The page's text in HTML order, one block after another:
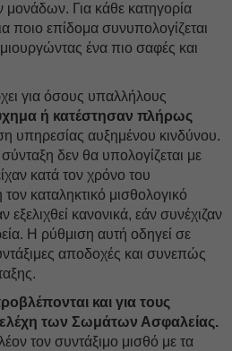
Για κάθε κατηγορία
ποιο επίδομα συνυπολογίζεται
ένα πιο σαφές και
για όσους υπαλλήλους
ή κατέστησαν πλήρως
υπηρεσίας αυξημένου κινδύνου.
δεν θα υπολογίζεται με
κατά τον χρόνο του
καταληκτικό μισθολογικό
κανονικά, εάν συνέχιζαν
Η ρύθμιση αυτή οδηγεί σε
αποδοχές και συνεπώς
και για τους
των Σωμάτων Ασφαλείας.
τον συντάξιμο μισθό με τα